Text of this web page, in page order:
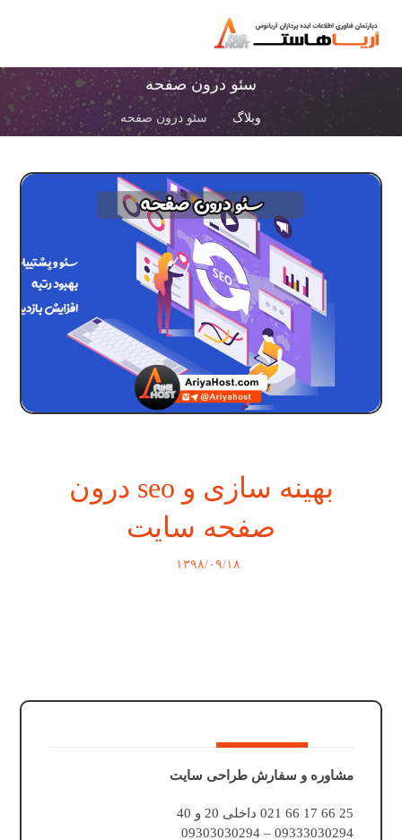
سئو درون صفحه
وبلاگ سئو درون صفحه
بهینه سازی و seo درون
صفحه سایت
۱۳۹۸/۰۹/۱۸
مشاوره و سفارش طراحی سایت
25 66 17 66 021 داخلی 20 و 40
09333030294 – 09303030294